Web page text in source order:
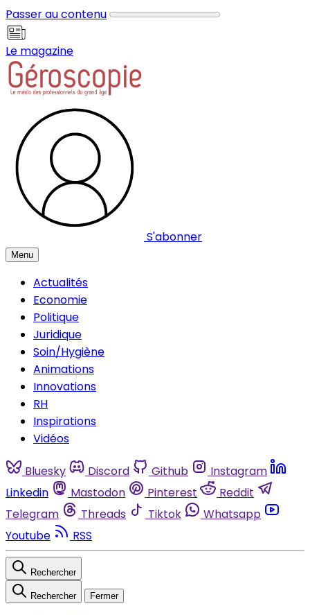
Passer au contenu
Le magazine
S'abonner
Menu
Actualités
Economie
Politique
Juridique
Soin/Hygiène
Animations
Innovations
RH
Inspirations
Vidéos
Bluesky Discord Github
Instagram
Linkedin
Mastodon Pinterest
Reddit
Telegram
Threads Tiktok
Whatsapp
Youtube
RSS
Rechercher
Rechercher Fermer
Panneau de gestion des cookies